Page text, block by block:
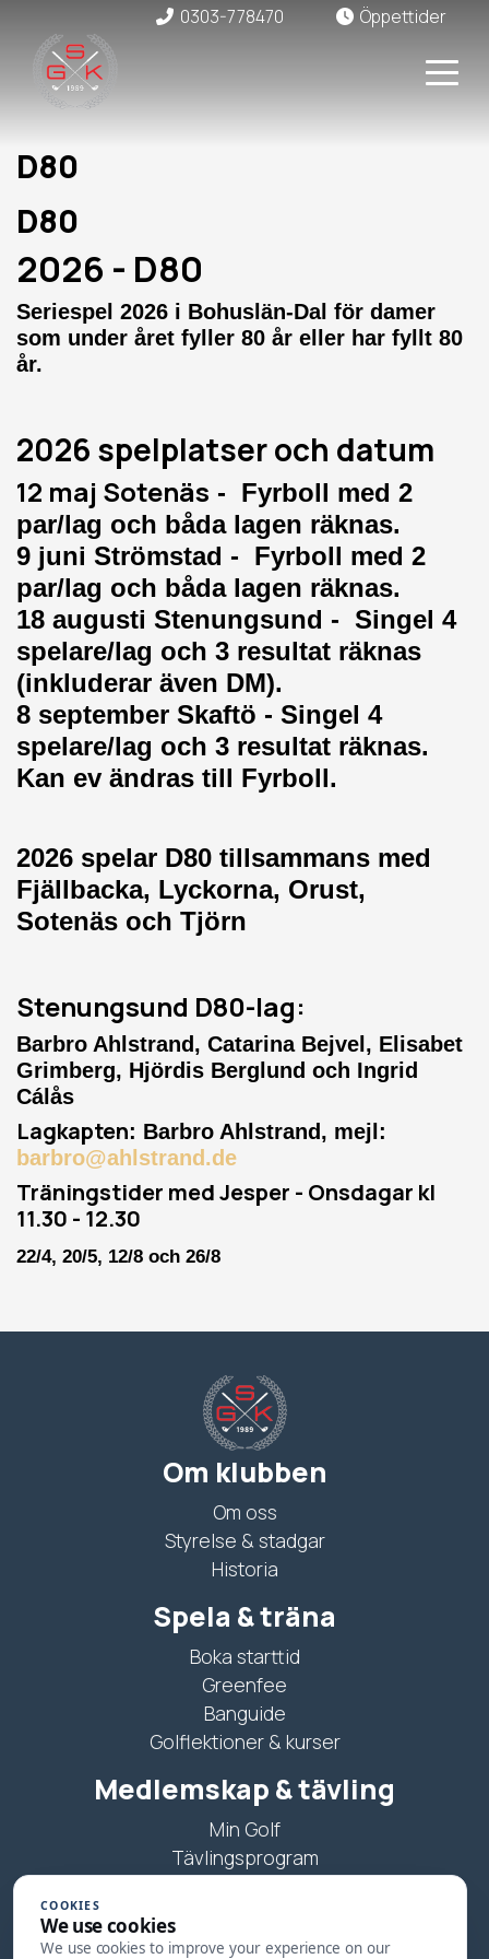
0303-778470 Öppettider
D80
D80
2026 - D80
Seriespel 2026 i Bohuslän-Dal för damer
som under året fyller 80 år eller har fyllt 80
år.
2026 spelplatser och datum
12 maj Sotenäs - Fyrboll med 2
par/lag och båda lagen räknas.
9 juni Strömstad - Fyrboll med 2
par/lag och båda lagen räknas.
18 augusti Stenungsund - Singel 4
spelare/lag och 3 resultat räknas
(inkluderar även DM).
8 september Skaftö - Singel 4
spelare/lag och 3 resultat räknas.
Kan ev ändras till Fyrboll.
2026 spelar D80 tillsammans med
Fjällbacka, Lyckorna, Orust,
Sotenäs och Tjörn
Stenungsund D80-lag:
Barbro Ahlstrand, Catarina Bejvel, Elisabet
Grimberg, Hjördis Berglund och Ingrid
Cálås
Lagkapten: Barbro Ahlstrand, mejl:
barbro@ahlstrand.de
Träningstider med Jesper - Onsdagar kl
11.30 - 12.30
22/4, 20/5, 12/8 och 26/8
Om klubben
Om oss
Styrelse & stadgar
Historia
Spela & träna
Boka starttid
Greenfee
Banguide
Golflektioner & kurser
Medlemskap & tävling
Min Golf
Tävlingsprogram
COOKIES
We use cookies
We use cookies to improve your experience on our